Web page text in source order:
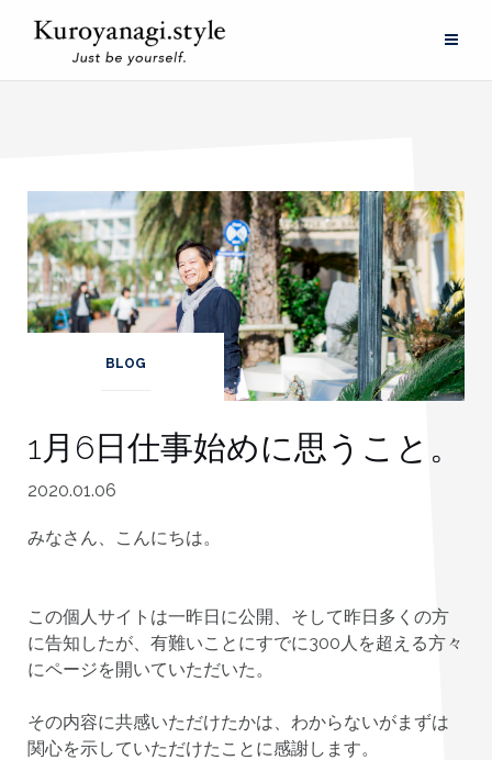
BLOG
1月6日仕事始めに思うこと。
2020.01.06
みなさん、こんにちは。
この個人サイトは一昨日に公開、そして昨日多くの方
に告知したが、有難いことにすでに300人を超える方々
にページを開いていただいた。
その内容に共感いただけたかは、わからないがまずは
関心を示していただけたことに感謝します。